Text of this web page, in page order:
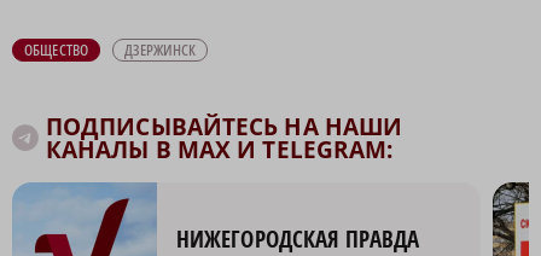
ОБЩЕСТВО ДЗЕРЖИНСК
ПОДПИСЫВАЙТЕСЬ НА НАШИ
КАНАЛЫ В MAX И TELEGRAM:
НИЖЕГОРОДСКАЯ ПРАВДА